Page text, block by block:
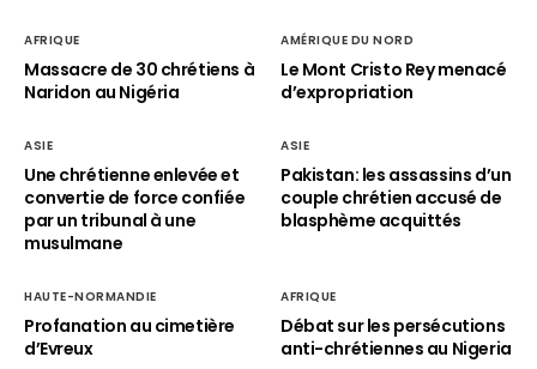
AFRIQUE
Massacre de 30 chrétiens à
Naridon au Nigéria
AMÉRIQUE DU NORD
Le Mont Cristo Rey menacé
d’expropriation
ASIE
Une chrétienne enlevée et
convertie de force confiée
par un tribunal à une
musulmane
ASIE
Pakistan: les assassins d’un
couple chrétien accusé de
blasphème acquittés
HAUTE-NORMANDIE
Profanation au cimetière
d’Evreux
AFRIQUE
Débat sur les persécutions
anti-chrétiennes au Nigeria